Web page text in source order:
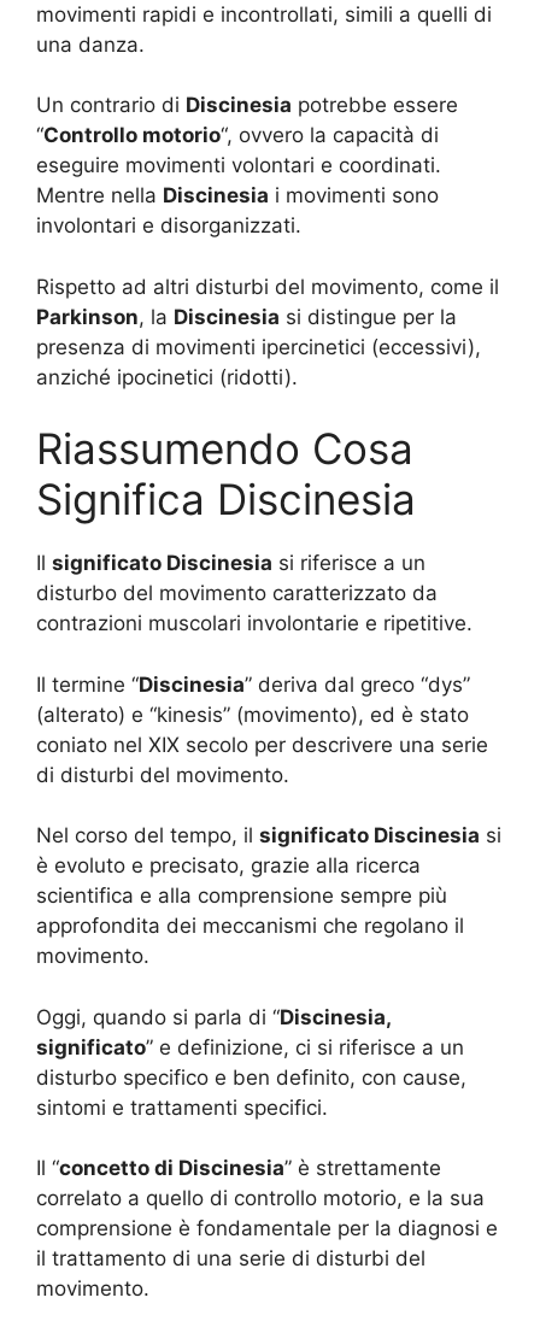
movimenti rapidi e incontrollati, simili a quelli di
una danza.
Un contrario di Discinesia potrebbe essere
“Controllo motorio“, ovvero la capacità di
eseguire movimenti volontari e coordinati.
Mentre nella Discinesia i movimenti sono
involontari e disorganizzati.
Rispetto ad altri disturbi del movimento, come il
Parkinson, la Discinesia si distingue per la
presenza di movimenti ipercinetici (eccessivi),
anziché ipocinetici (ridotti).
Riassumendo Cosa
Significa Discinesia
Il significato Discinesia si riferisce a un
disturbo del movimento caratterizzato da
contrazioni muscolari involontarie e ripetitive.
Il termine “Discinesia” deriva dal greco “dys”
(alterato) e “kinesis” (movimento), ed è stato
coniato nel XIX secolo per descrivere una serie
di disturbi del movimento.
Nel corso del tempo, il significato Discinesia si
è evoluto e precisato, grazie alla ricerca
scientifica e alla comprensione sempre più
approfondita dei meccanismi che regolano il
movimento.
Oggi, quando si parla di “Discinesia,
significato” e definizione, ci si riferisce a un
disturbo specifico e ben definito, con cause,
sintomi e trattamenti specifici.
Il “concetto di Discinesia” è strettamente
correlato a quello di controllo motorio, e la sua
comprensione è fondamentale per la diagnosi e
il trattamento di una serie di disturbi del
movimento.